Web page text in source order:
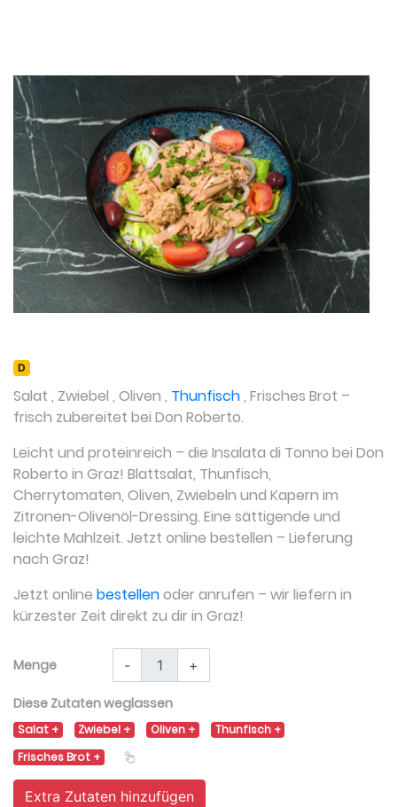
D
Salat , Zwiebel , Oliven , Thunfisch, Frisches Brot –
frisch zubereitet bei Don Roberto.
Leicht und proteinreich – die Insalata di Tonno bei Don
Roberto in Graz! Blattsalat, Thunfisch,
Cherrytomaten, Oliven, Zwiebeln und Kapern im
Zitronen-Olivenöl-Dressing. Eine sättigende und
leichte Mahlzeit. Jetzt online bestellen – Lieferung
nach Graz!
Jetzt online bestellenoder anrufen – wir liefern in
kürzester Zeit direkt zu dir in Graz!
Menge - +
Diese Zutaten weglassen
Salat Zwiebel Oliven
Thunfisch
Frisches Brot
Extra Zutaten hinzufügen